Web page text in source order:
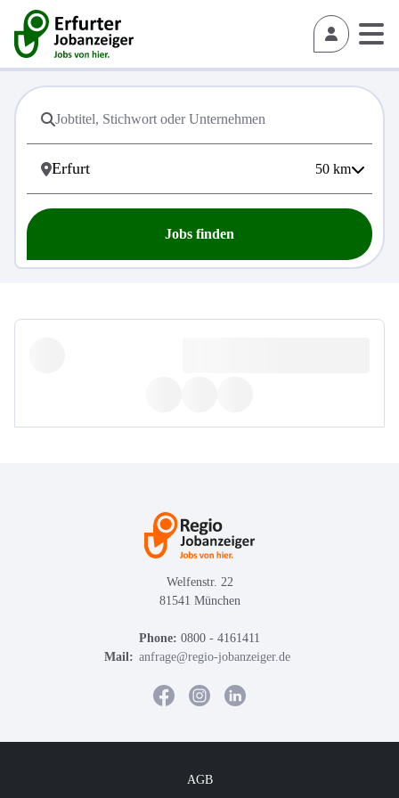
50 km
Jobs finden
Welfenstr. 22
81541 München
Phone: 0800 - 4161411
Mail: anfrage@regio-jobanzeiger.de
AGB